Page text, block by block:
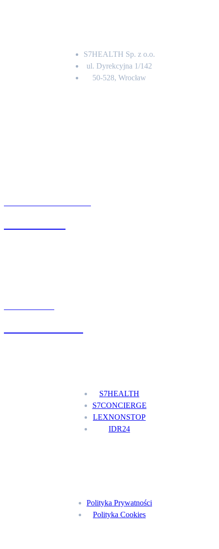
S7HEALTH Sp. z o.o.
ul. Dyrekcyjna 1/142
50-528, Wrocław
S7HEALTH
S7CONCIERGE
LEXNONSTOP
IDR24
Polityka Prywatności
Polityka Cookies